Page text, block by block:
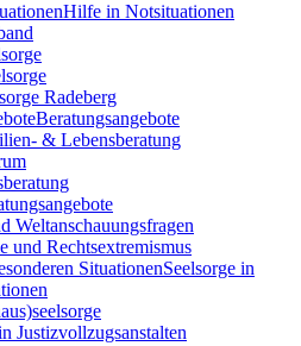
Hilfe in Notsituationen
Radeberg
Beratungsangebote
& Lebensberatung
Weltanschauungsfragen
und Rechtsextremismus
Seelsorge in
Justizvollzugsanstalten